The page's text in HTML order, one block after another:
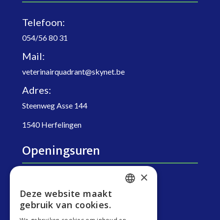
Telefoon:
054/56 80 31
Mail:
veterinairquadrant@skynet.be
Adres:
Steenweg Asse 144
1540 Herfelingen
Openingsuren
Dinsdag: 8u.30 – 19u30
×
Deze website maakt
gebruik van cookies.